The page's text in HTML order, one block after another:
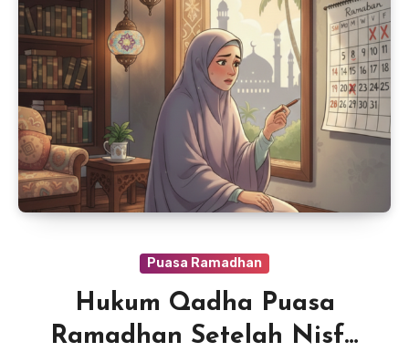
Puasa Ramadhan
Hukum Qadha Puasa
Ramadhan Setelah Nisfu